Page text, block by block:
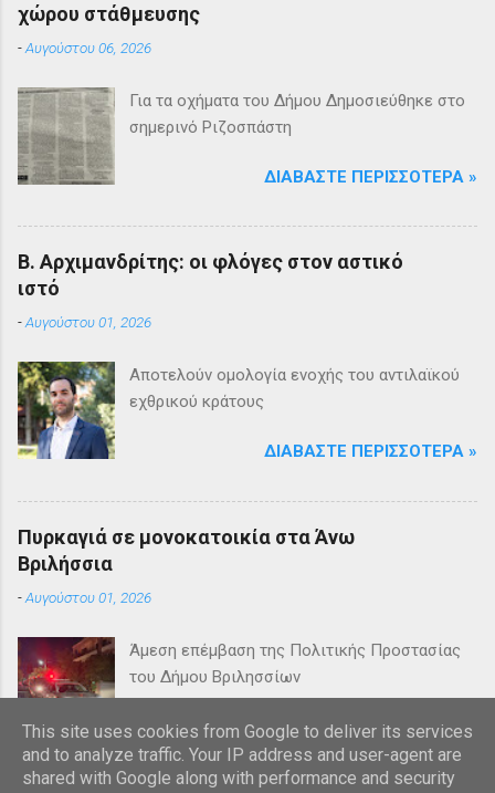
χώρου στάθμευσης
-Αυγούστου 06, 2026
Για τα οχήματα του Δήμου Δημοσιεύθηκε στο
σημερινό Ριζοσπάστη
ΔΙΑΒΆΣΤΕ ΠΕΡΙΣΣΌΤΕΡΑ »
Β. Αρχιμανδρίτης: οι φλόγες στον αστικό
ιστό
-Αυγούστου 01, 2026
Αποτελούν ομολογία ενοχής του αντιλαϊκού
εχθρικού κράτους
ΔΙΑΒΆΣΤΕ ΠΕΡΙΣΣΌΤΕΡΑ »
Πυρκαγιά σε μονοκατοικία στα Άνω
Βριλήσσια
-Αυγούστου 01, 2026
Άμεση επέμβαση της Πολιτικής Προστασίας
του Δήμου Βριλησσίων
ΔΙΑΒΆΣΤΕ ΠΕΡΙΣΣΌΤΕΡΑ »
This site uses cookies from Google to deliver its services
and to analyze traffic. Your IP address and user-agent are
shared with Google along with performance and security